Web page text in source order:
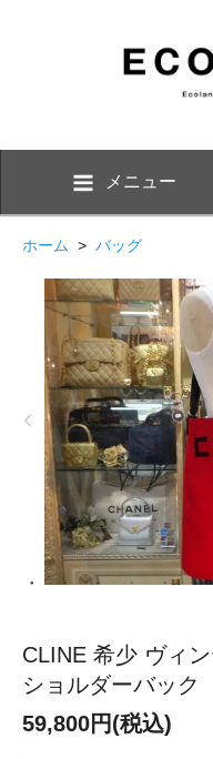
メニュー
ホーム > バッグ
CLINE 希少 ヴィ
ショルダーバック
59,800円(税込)